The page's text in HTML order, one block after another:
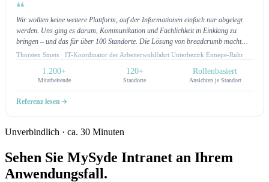
Wir wollten keine weitere Plattform, auf der Informationen einfach nur abgelegt
werden. Uns ging es darum, Kommunikation und Fachlichkeit in Einklang zu
bringen – und das für über 100 Standorte. Die Lösung von breadcrumb macht
genau das möglich: Mitarbeitende finden, was sie brauchen, und Fachbereiche
können zielgerichtet kommunizieren. Für uns ist das Intranet nicht nur Technik,
sondern ein echtes Arbeitsinstrument.Alle noch so individuellen Wünsche, konnten
bisher umgesetzt werden. Hier passt sich das Intranet unseren Prozessen an und
Thorsten Smets · IT-Koordinator der Arbeiterwohlfahrt Unterbezirk Ennepe-Ruhr
1.200+
Mitarbeitende
120+
Standorte
Rollenbasiert
Ansichten je Standort
Referenz lesen
Unverbindlich · ca. 30 Minuten
Sehen Sie MySyde Intranet an Ihrem
Anwendungsfall.